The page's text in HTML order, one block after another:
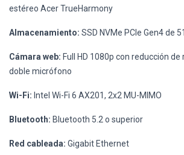
estéreo Acer TrueHarmony
Almacenamiento: SSD NVMe PCIe Gen4 de
Cámara web: Full HD 1080p con reducción
doble micrófono
Wi-Fi: Intel Wi-Fi 6 AX201, 2x2 MU-MIMO
Bluetooth: Bluetooth 5.2 o superior
Red cableada: Gigabit Ethernet